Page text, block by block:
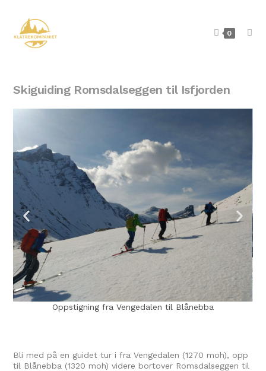
0
Skiguiding Romsdalseggen til Isfjorden
Vengedalen til Blånebba
Toppen av Blånebba
Bli med på en guidet tur i fra Vengedalen (1270 moh), opp
til Blånebba (1320 moh) videre bortover Romsdalseggen til